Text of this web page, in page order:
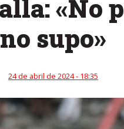
«No
no supo»
24 de abril de 2024 - 18:35